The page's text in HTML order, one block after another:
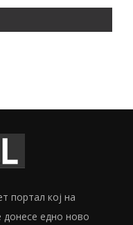
портал кој на
донесе едно ново